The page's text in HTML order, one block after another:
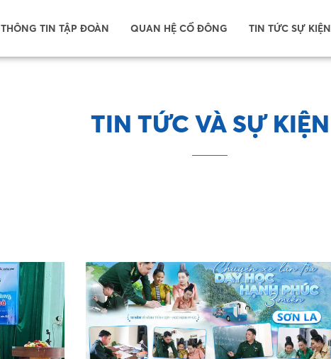
THÔNG TIN TẬP ĐOÀN QUAN HỆ CỔ ĐÔNG TIN TỨC SỰ KIỆN
TIN TỨC VÀ SỰ KIỆN